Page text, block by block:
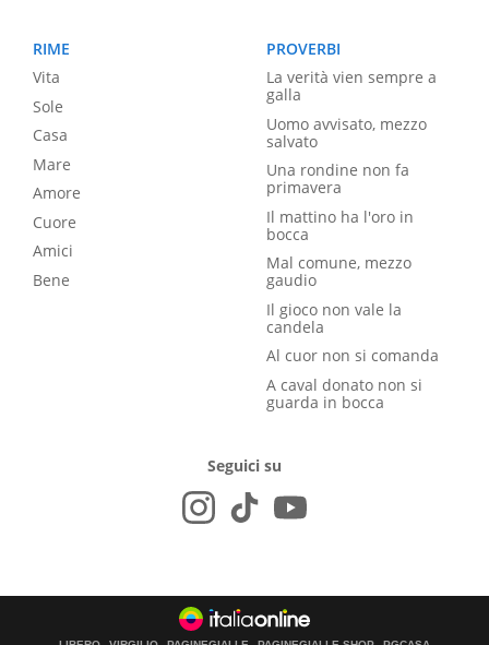
RIME
Vita
Sole
Casa
Mare
Amore
Cuore
Amici
Bene
PROVERBI
La verità vien sempre a
galla
Uomo avvisato, mezzo
salvato
Una rondine non fa
primavera
Il mattino ha l'oro in
bocca
Mal comune, mezzo
gaudio
Il gioco non vale la
candela
Al cuor non si comanda
A caval donato non si
guarda in bocca
Seguici su